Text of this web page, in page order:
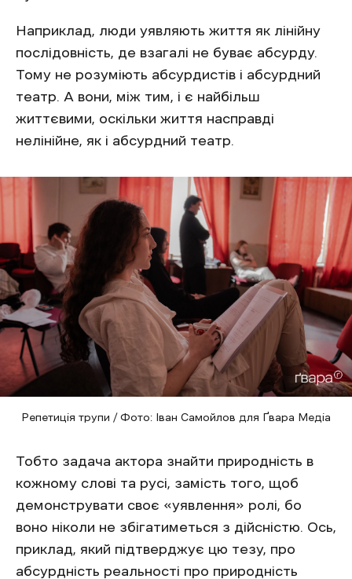
Наприклад, люди уявляють життя як лінійну
послідовність, де взагалі не буває абсурду.
Тому не розуміють абсурдистів і абсурдний
театр. А вони, між тим, і є найбільш
життєвими, оскільки життя насправді
нелінійне, як і абсурдний театр.
Репетиція трупи / Фото: Іван Самойлов для Ґвара Медіа
Тобто задача актора знайти природність в
кожному слові та русі, замість того, щоб
демонструвати своє «уявлення» ролі, бо
воно ніколи не збігатиметься з дійсністю. Ось,
приклад, який підтверджує цю тезу, про
абсурдність реальності про природність